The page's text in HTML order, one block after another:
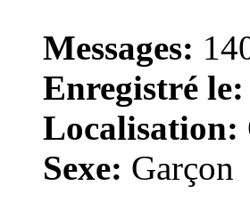
Messages:
Enregistré le:
Localisation:
Sexe: Garçon